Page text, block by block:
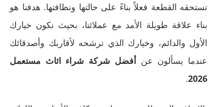
تستحقه القطعة فعلاً بناءً على حالتها ونظافتها. هدفنا هو
بناء علاقة طويلة الأمد مع عملائنا، بحيث نكون خيارك
الأول والدائم، وخيارك الذي ترشحه لأقاربك وأصدقائك
عندما يسألون عنأفضل شركة شراء اثاث مستعمل
2026
.